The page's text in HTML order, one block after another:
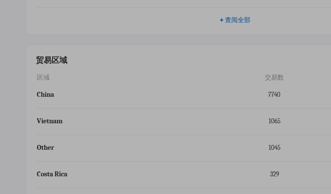
+ 查阅全部
贸易区域
区域 交易数
China 7740
Vietnam 1065
Other 1045
Costa Rica 329